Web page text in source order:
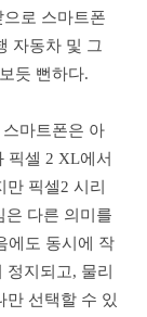
로 스마트폰
자동차 및 그
듯 뻔하다.
마트폰은 아
픽셀 2 XL에서
픽셀2 시리
은 다른 의미를
에도 동시에 작
지되고, 물리
만 선택할 수 있